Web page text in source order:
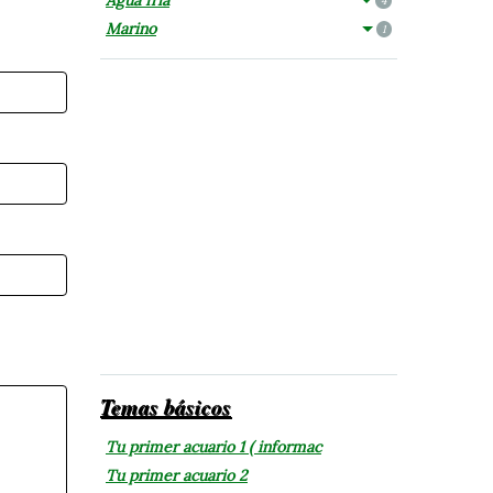
Marino 1
Temas básicos
Tu primer acuario 1 ( informac
Tu primer acuario 2